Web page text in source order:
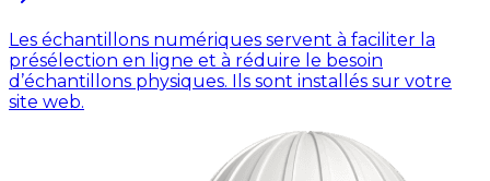
Les échantillons numériques servent à faciliter la
présélection en ligne et à réduire le besoin
d’échantillons physiques. Ils sont installés sur votre
site web.